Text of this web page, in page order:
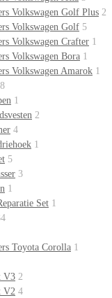
Volkswagen Golf Plus 2
Volkswagen Golf 5
Volkswagen Crafter 1
Volkswagen Bora 1
Volkswagen Amarok 1
1
2
4
1
5
3
1
Set 1
Toyota Corolla 1
V3 2
V2 4